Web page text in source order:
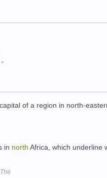
。
of a region in north-
in north Africa, which underline